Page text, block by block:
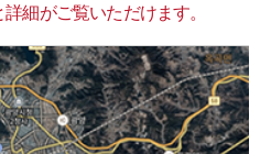
細がご覧いただけます。